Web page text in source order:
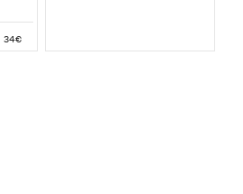
34€